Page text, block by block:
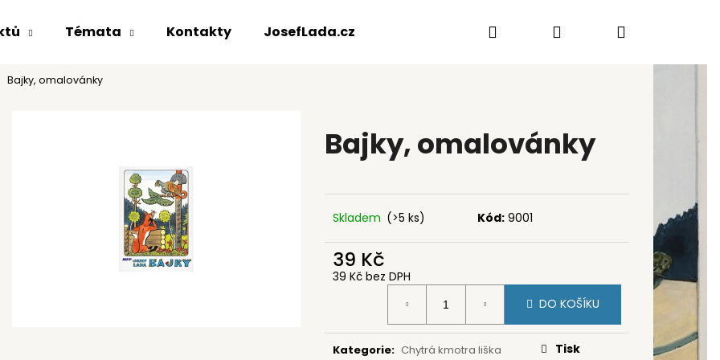
Témata Kontakty JosefLada.cz Hledat PřihlášeníNákupní
Bajky, omalovánky
Bajky, omalovánky
Skladem (>5 ks) Kód: 9001
39 Kč
39 Kč bez DPH
DO KOŠÍKU
Kategorie: Chytrá kmotra liška
Tisk
Co potřebujete najít?
Doporučujeme
HRNEK KERAMICKÝ